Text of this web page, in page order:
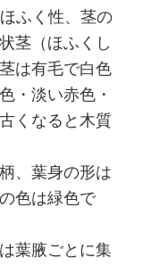
ふく性、茎の
茎（ほふくし
は有毛で白色
・淡い赤色・
くなると木質
、葉身の形は
色は緑色で
葉腋ごとに集